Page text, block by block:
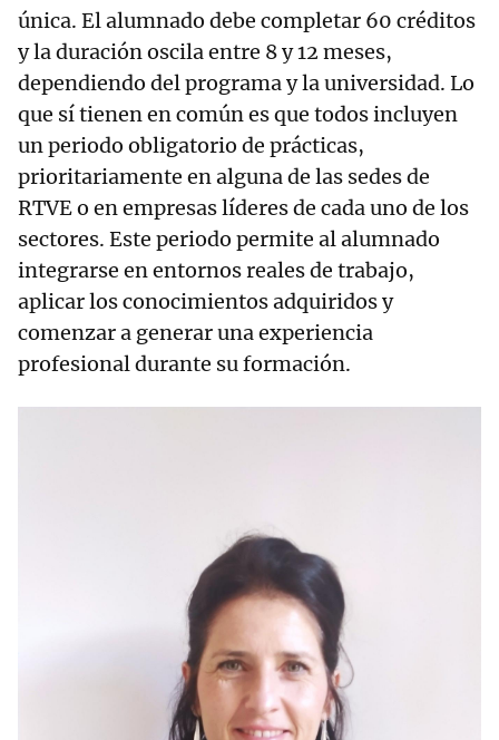
única. El alumnado debe completar 60 créditos
y la duración oscila entre 8 y 12 meses,
dependiendo del programa y la universidad. Lo
que sí tienen en común es que todos incluyen
un periodo obligatorio de prácticas,
prioritariamente en alguna de las sedes de
RTVE o en empresas líderes de cada uno de los
sectores. Este periodo permite al alumnado
integrarse en entornos reales de trabajo,
aplicar los conocimientos adquiridos y
comenzar a generar una experiencia
profesional durante su formación.